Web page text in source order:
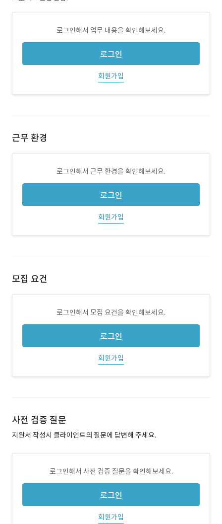
로그인해서 업무 내용을 확인해보세요.
로그인
회원가입
근무 환경
로그인해서 근무 환경을 확인해보세요.
로그인
회원가입
모집 요건
로그인해서 모집 요건을 확인해보세요.
로그인
회원가입
사전 검증 질문
지원서 작성시 클라이언트의 질문에 답변해 주세요.
로그인해서 사전 검증 질문을 확인해보세요.
로그인
회원가입